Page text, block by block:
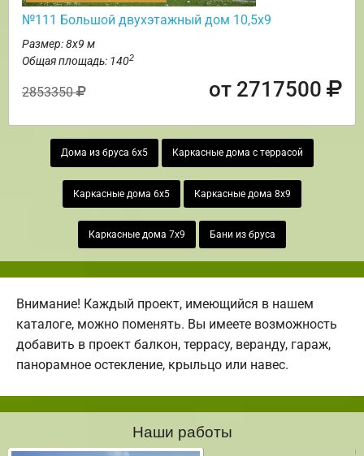
№111 Большой двухэтажный дом 10,5х9
Размер: 8х9 м
Общая площадь: 1402
2853350 от 2717500
Дома из бруса 6х5 Каркасные дома с террасой
Каркасные дома 6х5 Каркасные дома 8х9
Каркасные дома 7х9 Бани из бруса
Внимание! Каждый проект, имеющийся в нашем
каталоге, можно поменять. Вы имеете возможность
добавить в проект балкон, террасу, веранду, гараж,
панорамное остекление, крыльцо или навес.
Наши работы